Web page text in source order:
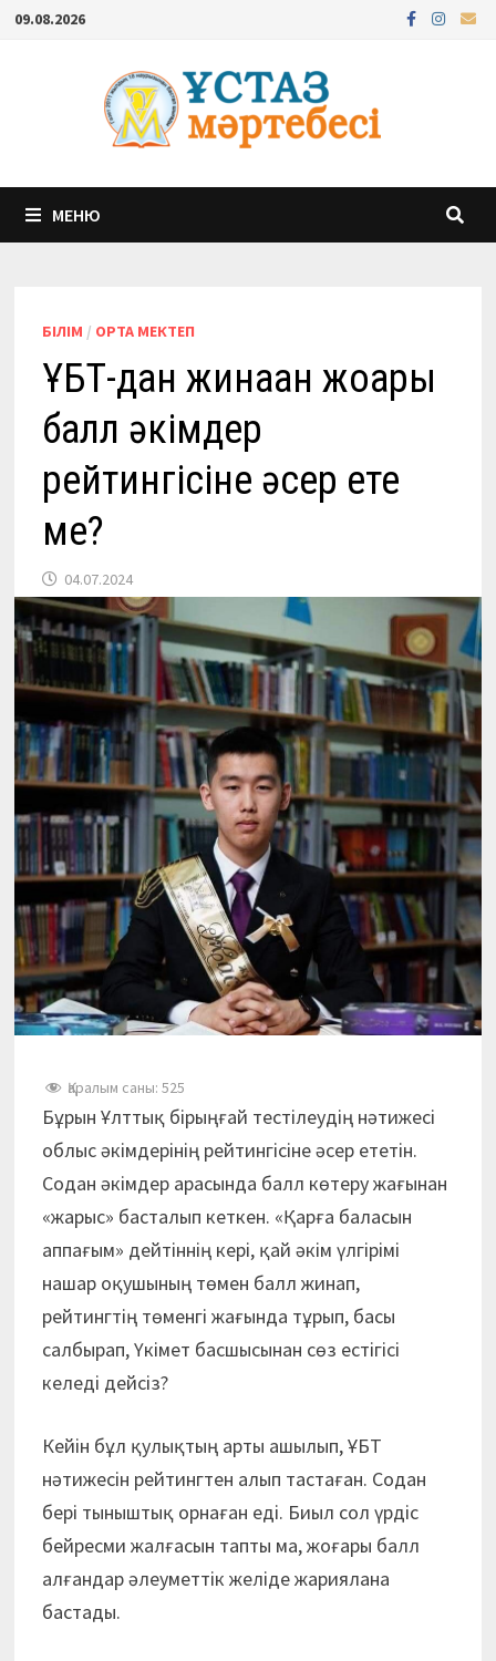
Перейти
содержимому
09.08.2026
МЕНЮ
БІЛІМ / ОРТА МЕКТЕП
ҰБТ-дан жинаған жоғары
балл әкімдер
рейтингісіне әсер ете
ме?
04.07.2024
Қаралым саны: 525
Бұрын Ұлттық бірыңғай тестілеудің нәтижесі
облыс әкімдерінің рейтингісіне әсер ететін.
Содан әкімдер арасында балл көтеру жағынан
«жарыс» басталып кеткен. «Қарға баласын
аппағым» дейтіннің кері, қай әкім үлгірімі
нашар оқушының төмен балл жинап,
рейтингтің төменгі жағында тұрып, басы
салбырап, Үкімет басшысынан сөз естігісі
келеді дейсіз?
Кейін бұл қулықтың арты ашылып, ҰБТ
нәтижесін рейтингтен алып тастаған. Содан
бері тыныштық орнаған еді. Биыл сол үрдіс
бейресми жалғасын тапты ма, жоғары балл
алғандар әлеуметтік желіде жариялана
бастады.